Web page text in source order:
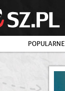
POPULARNE